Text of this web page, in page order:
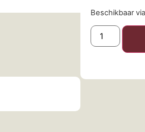
Beschikbaar